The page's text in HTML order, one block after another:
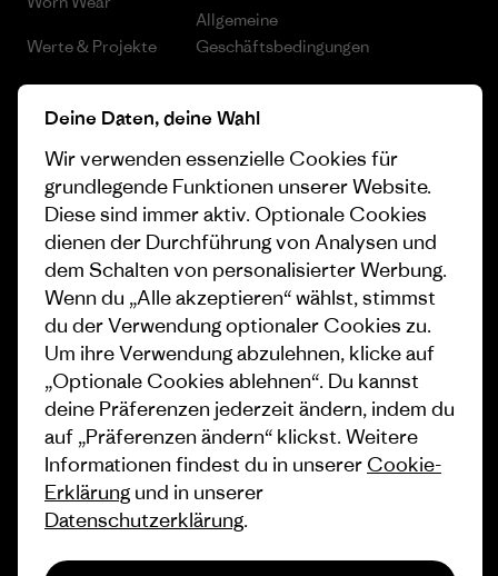
Werte & Projekte
Progress Report
Klimaziele
1% For The Planet
Wie wir finanzieren
Geschenkgutscheine
Stores in deiner Nähe
Allgemeine
Geschäftsbedingungen
Cookie Einstellungen
Pressekontakt
Industry program
Affiliate-Programm
Patagonia Deutschland
Seitenverzeichnis
© 2026 Patagonia, Inc. All Rights Reserved.
Deine Daten, deine Wahl
Wir verwenden essenzielle Cookies für
grundlegende Funktionen unserer Website.
Diese sind immer aktiv. Optionale Cookies
dienen der Durchführung von Analysen und
dem Schalten von personalisierter Werbung.
Wenn du „Alle akzeptieren“ wählst, stimmst
du der Verwendung optionaler Cookies zu.
Um ihre Verwendung abzulehnen, klicke auf
„Optionale Cookies ablehnen“. Du kannst
deine Präferenzen jederzeit ändern, indem du
auf „Präferenzen ändern“ klickst. Weitere
Informationen findest du in unserer Cookie-
Erklärung und in unserer
Datenschutzerklärung.